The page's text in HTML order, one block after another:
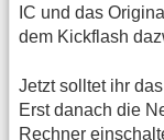
IC und das
dem Kickflash
Jetzt solltet ihr
Erst danach die
Rechner